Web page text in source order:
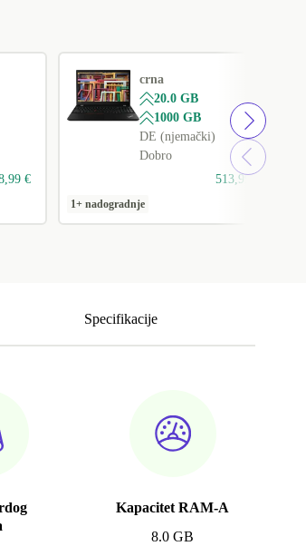
€
crna
20.0 GB
1000 GB
DE (njemački)
Dobro
513,99 €
1+ nadogradnje
Specifikacije
Kapacitet RAM-A
8.0 GB